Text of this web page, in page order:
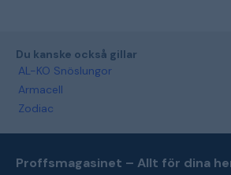
Du kanske också gillar
AL-KO Snöslungor
Armacell
Zodiac
Proffsmagasinet – Allt för dina